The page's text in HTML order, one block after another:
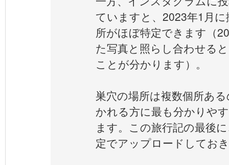
ていますと、2023年1月
所がほぼ特定できます（
た写真と照らし合わせる
ことが分かります）。
巣穴の場所は複数個所あ
かれる方に最も分かりや
ます。この旅行記の最後
定でアップロードしてお